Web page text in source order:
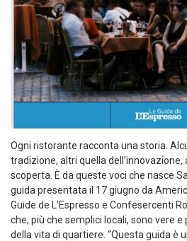
Ogni ristorante racconta una storia.
tradizione, altri quella dell’innovazione,
scoperta. È da queste voci che nasce
guida presentata il 17 giugno da
Guide de L’Espresso e Confesercenti
che, più che semplici locali, sono vere
della vita di quartiere. “Questa guida è